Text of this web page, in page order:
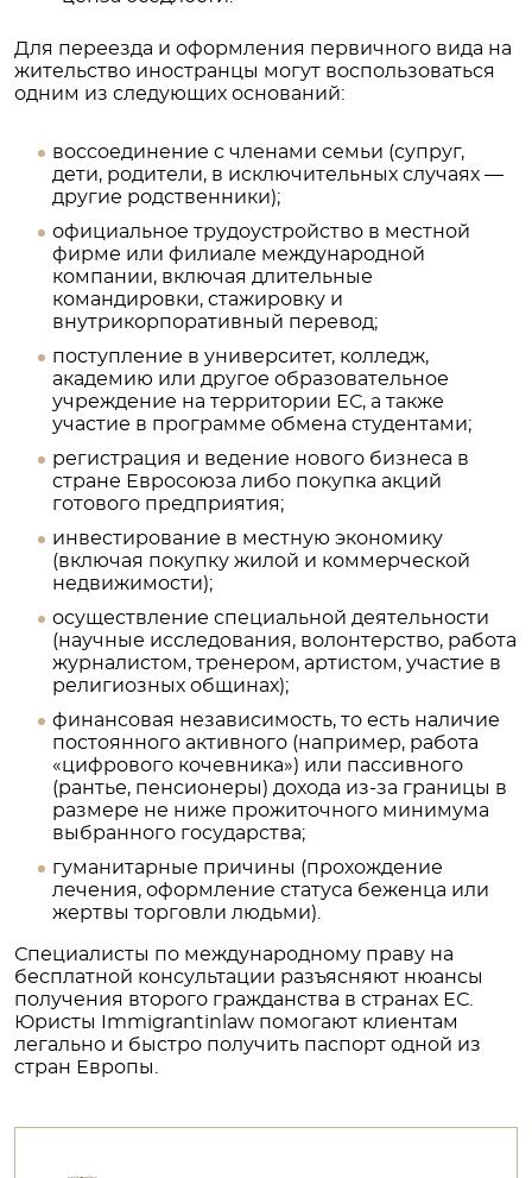
Для переезда и оформления первичного вида на
жительство иностранцы могут воспользоваться
одним из следующих оснований:
воссоединение с членами семьи (супруг,
дети, родители, в исключительных случаях —
другие родственники);
официальное трудоустройство в местной
фирме или филиале международной
компании, включая длительные
командировки, стажировку и
внутрикорпоративный перевод;
поступление в университет, колледж,
академию или другое образовательное
учреждение на территории ЕС, а также
участие в программе обмена студентами;
регистрация и ведение нового бизнеса в
стране Евросоюза либо покупка акций
готового предприятия;
инвестирование в местную экономику
(включая покупку жилой и коммерческой
недвижимости);
осуществление специальной деятельности
(научные исследования, волонтерство, работа
журналистом, тренером, артистом, участие в
религиозных общинах);
финансовая независимость, то есть наличие
постоянного активного (например, работа
«цифрового кочевника») или пассивного
(рантье, пенсионеры) дохода из-за границы в
размере не ниже прожиточного минимума
выбранного государства;
гуманитарные причины (прохождение
лечения, оформление статуса беженца или
жертвы торговли людьми).
Специалисты по международному праву на
бесплатной консультации разъясняют нюансы
получения второго гражданства в странах ЕС.
Юристы Immigrantinlaw помогают клиентам
легально и быстро получить паспорт одной из
стран Европы.